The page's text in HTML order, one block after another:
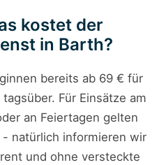
kostet der
in Barth?
bereits ab 69 € für
Für Einsätze am
an Feiertagen gelten
natürlich informieren wir
und ohne versteckte